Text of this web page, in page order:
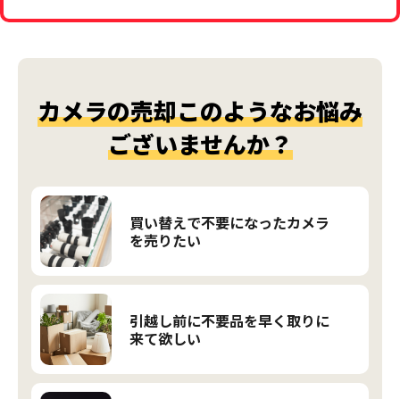
カメラの売却このようなお悩み
ございませんか？
買い替えで不要になったカメラ
を売りたい
引越し前に不要品を早く取りに
来て欲しい